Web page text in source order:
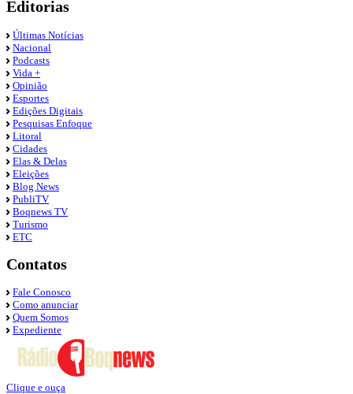
Editorias
Últimas Notícias
Nacional
Podcasts
Vida +
Opinião
Esportes
Edições Digitais
Pesquisas Enfoque
Litoral
Cidades
Elas & Delas
Eleições
Blog News
PubliTV
Boqnews TV
Turismo
ETC
Contatos
Fale Conosco
Como anunciar
Quem Somos
Expediente
Clique e ouça